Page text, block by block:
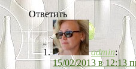
Ответить
admin:
15/02/2013 в 12:13